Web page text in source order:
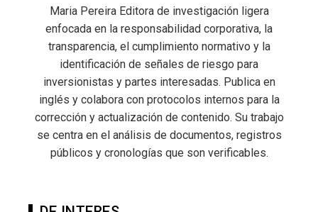
Maria Pereira Editora de investigación ligera
enfocada en la responsabilidad corporativa, la
transparencia, el cumplimiento normativo y la
identificación de señales de riesgo para
inversionistas y partes interesadas. Publica en
inglés y colabora con protocolos internos para la
corrección y actualización de contenido. Su trabajo
se centra en el análisis de documentos, registros
públicos y cronologías que son verificables.